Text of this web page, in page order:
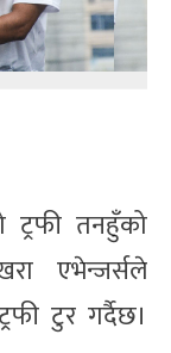
ट्रफी तनहुँको
एभेन्जर्सले
टुर गर्दैछ।